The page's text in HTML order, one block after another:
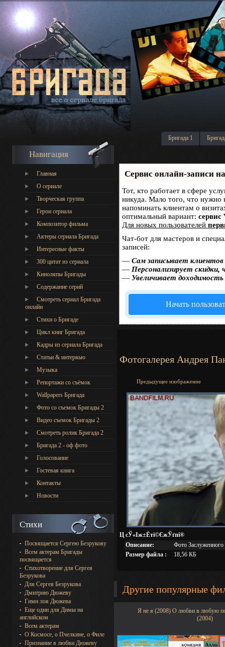
Бригада 1
Навигация
Главная
О сериале
Творческая группа
Герои сериала
Композитор фильма
Актеры сериала Бригада
Интересные факты
300 цитат из сериала
Киноляпы Бригады
Содержание серий
Смотреть сериал Бригада
онлайн
Стихи о Бригаде
Цикл книг Бригада
Кадры из сериала Бригада
Статьи & интервью
Музыка
Репортажи со съёмок
Wallpapers Бригада
Фото со съемок Бригады 2
Видео съемок Бригады 2
Cмотреть ролик Бригада 2
Бригада 2 - оф фото
Голосование
Гостевая книга
Контакты
Новости
Стихи
Посвящается Сергею Безрукову
Всем актерам Бригады
посвящается
Стихотворение для Сергея
Безрукова
Для Сергея Безрукова
Дмитрию Дюжеву
Гимн лоя Дюжева
Еще один для Димы на
английском
Всем актерам
О Космосе, о Пчелкине, о Филе
Признание в любви Дюжеву
Сервис онлайн-записи
Тот, кто работает в сфере
никуда. Мало того, что нужно
напоминать клиентам о
оптимальный вариант: сервис
Для новых пользователей
Чат-бот для мастеров и
записей:
— Сам записывает
— Персонализирует скидки,
— Увеличивает
Начать
Фотогалерея Андрея
Предыдущее изображение
Ц сЎ«Іж±Ёті©ЄжЎґпі®
Описание:
Фото Заслуженного
Размер файла :
18,56 КБ
Другие популярные
Я не я (2008) О любви в любую
(2004)